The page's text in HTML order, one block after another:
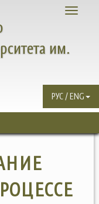
Toggle
им.
РУС / ENG